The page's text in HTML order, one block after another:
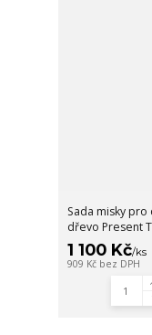
Sada misky
dřevo Present
1 100 Kč/ks
909 Kč bez DPH